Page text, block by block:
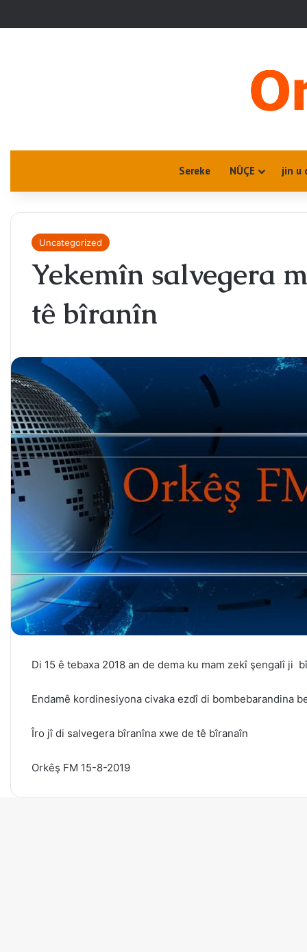
Sereke NÛÇE jin u
Uncategorized
Yekemîn salvegera
tê bîranîn
Di 15 ê tebaxa 2018 an de dema ku mam zekî şengalî ji
Endamê kordinesiyona civaka ezdî di bombebarandina
Îro jî di salvegera bîranîna xwe de tê bîranaîn
Orkêş FM 15-8-2019